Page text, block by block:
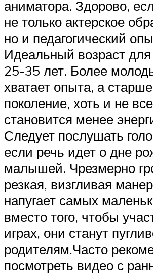
аниматора. Здорово,
не только актерское
но и педагогический
Идеальный возраст для
25-35 лет. Более
хватает опыта, а
поколение, хоть и не
становится менее
Следует послушать
если речь идет о дне
малышей. Чрезмерно
резкая, визгливая
напугает самых
вместо того, чтобы
играх, они станут
родителям.Часто
посмотреть видео с